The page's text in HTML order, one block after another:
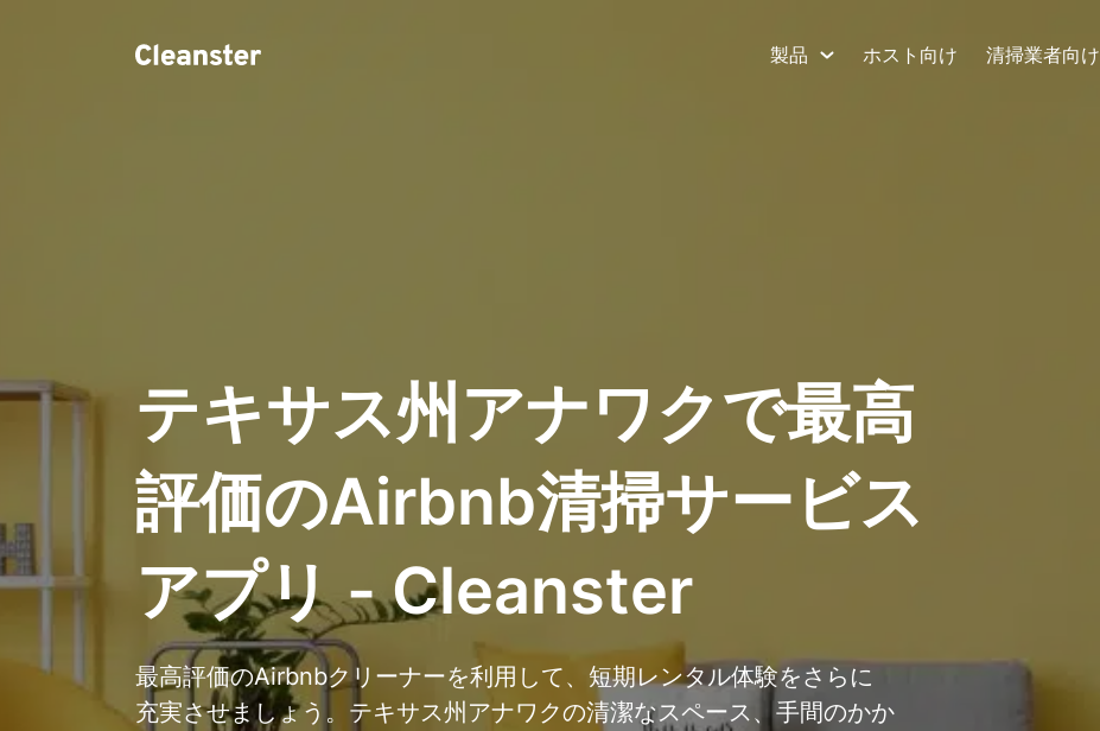
製品 ホスト向け 清掃業者向け
テキサス州アナワクで最高
評価のAirbnb清掃サービス
アプリ - Cleanster
最高評価のAirbnbクリーナーを利用して、短期レンタル体験をさらに
充実させましょう。テキサス州アナワクの清潔なスペース、手間のかか